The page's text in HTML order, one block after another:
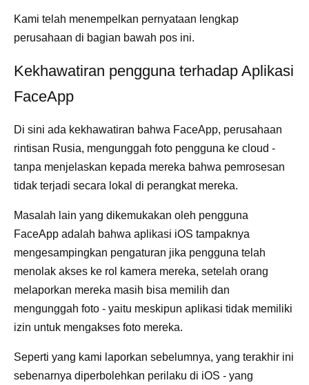
Kami telah menempelkan pernyataan lengkap
perusahaan di bagian bawah pos ini.
Kekhawatiran pengguna terhadap Aplikasi
FaceApp
Di sini ada kekhawatiran bahwa FaceApp, perusahaan
rintisan Rusia, mengunggah foto pengguna ke cloud -
tanpa menjelaskan kepada mereka bahwa pemrosesan
tidak terjadi secara lokal di perangkat mereka.
Masalah lain yang dikemukakan oleh pengguna
FaceApp adalah bahwa aplikasi iOS tampaknya
mengesampingkan pengaturan jika pengguna telah
menolak akses ke rol kamera mereka, setelah orang
melaporkan mereka masih bisa memilih dan
mengunggah foto - yaitu meskipun aplikasi tidak memiliki
izin untuk mengakses foto mereka.
Seperti yang kami laporkan sebelumnya, yang terakhir ini
sebenarnya diperbolehkan perilaku di iOS - yang